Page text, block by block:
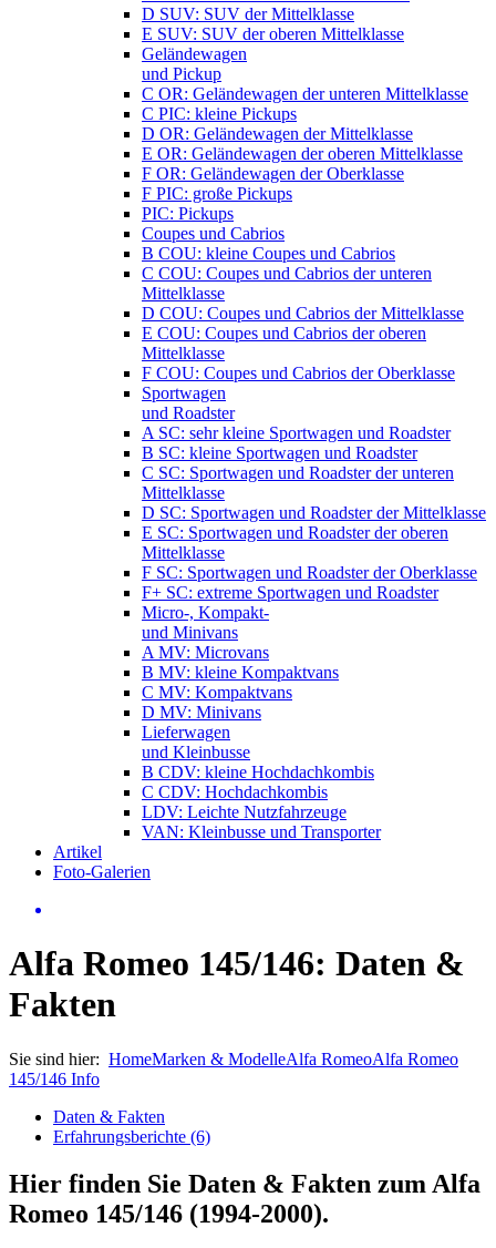
D SUV: SUV der Mittelklasse
E SUV: SUV der oberen Mittelklasse
Geländewagen
und Pickup
C OR: Geländewagen der unteren Mittelklasse
C PIC: kleine Pickups
D OR: Geländewagen der Mittelklasse
E OR: Geländewagen der oberen Mittelklasse
F OR: Geländewagen der Oberklasse
F PIC: große Pickups
PIC: Pickups
Coupes und Cabrios
B COU: kleine Coupes und Cabrios
C COU: Coupes und Cabrios der unteren
Mittelklasse
D COU: Coupes und Cabrios der Mittelklasse
E COU: Coupes und Cabrios der oberen
Mittelklasse
F COU: Coupes und Cabrios der Oberklasse
Sportwagen
und Roadster
A SC: sehr kleine Sportwagen und Roadster
B SC: kleine Sportwagen und Roadster
C SC: Sportwagen und Roadster der unteren
Mittelklasse
D SC: Sportwagen und Roadster der Mittelklasse
E SC: Sportwagen und Roadster der oberen
Mittelklasse
F SC: Sportwagen und Roadster der Oberklasse
F+ SC: extreme Sportwagen und Roadster
Micro-, Kompakt-
und Minivans
A MV: Microvans
B MV: kleine Kompaktvans
C MV: Kompaktvans
D MV: Minivans
Lieferwagen
und Kleinbusse
B CDV: kleine Hochdachkombis
C CDV: Hochdachkombis
LDV: Leichte Nutzfahrzeuge
VAN: Kleinbusse und Transporter
Artikel
Foto-Galerien
Alfa Romeo 145/146: Daten &
Fakten
Sie sind hier: HomeMarken & ModelleAlfa RomeoAlfa Romeo
145/146 Info
Daten & Fakten
Erfahrungsberichte (6)
Hier finden Sie Daten & Fakten zum Alfa
Romeo 145/146 (1994-2000).